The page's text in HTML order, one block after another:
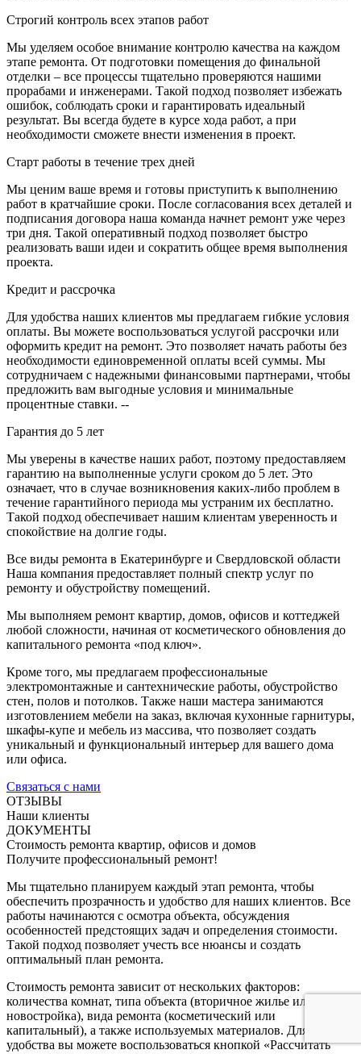
Строгий контроль всех этапов работ
Мы уделяем особое внимание контролю качества на каждом
этапе ремонта. От подготовки помещения до финальной
отделки – все процессы тщательно проверяются нашими
прорабами и инженерами. Такой подход позволяет избежать
ошибок, соблюдать сроки и гарантировать идеальный
результат. Вы всегда будете в курсе хода работ, а при
необходимости сможете внести изменения в проект.
Старт работы в течение трех дней
Мы ценим ваше время и готовы приступить к выполнению
работ в кратчайшие сроки. После согласования всех деталей и
подписания договора наша команда начнет ремонт уже через
три дня. Такой оперативный подход позволяет быстро
реализовать ваши идеи и сократить общее время выполнения
проекта.
Кредит и рассрочка
Для удобства наших клиентов мы предлагаем гибкие условия
оплаты. Вы можете воспользоваться услугой рассрочки или
оформить кредит на ремонт. Это позволяет начать работы без
необходимости единовременной оплаты всей суммы. Мы
сотрудничаем с надежными финансовыми партнерами, чтобы
предложить вам выгодные условия и минимальные
процентные ставки. --
Гарантия до 5 лет
Мы уверены в качестве наших работ, поэтому предоставляем
гарантию на выполненные услуги сроком до 5 лет. Это
означает, что в случае возникновения каких-либо проблем в
течение гарантийного периода мы устраним их бесплатно.
Такой подход обеспечивает нашим клиентам уверенность и
спокойствие на долгие годы.
Все виды ремонта в Екатеринбурге и Свердловской области
Наша компания предоставляет полный спектр услуг по
ремонту и обустройству помещений.
Мы выполняем ремонт квартир, домов, офисов и коттеджей
любой сложности, начиная от косметического обновления до
капитального ремонта «под ключ».
Кроме того, мы предлагаем профессиональные
электромонтажные и сантехнические работы, обустройство
стен, полов и потолков. Также наши мастера занимаются
изготовлением мебели на заказ, включая кухонные гарнитуры,
шкафы-купе и мебель из массива, что позволяет создать
уникальный и функциональный интерьер для вашего дома
или офиса.
Связаться с нами
ОТЗЫВЫ
Наши клиенты
ДОКУМЕНТЫ
Стоимость ремонта квартир, офисов и домов
Получите профессиональный ремонт!
Мы тщательно планируем каждый этап ремонта, чтобы
обеспечить прозрачность и удобство для наших клиентов. Все
работы начинаются с осмотра объекта, обсуждения
особенностей предстоящих задач и определения стоимости.
Такой подход позволяет учесть все нюансы и создать
оптимальный план ремонта.
Стоимость ремонта зависит от нескольких факторов:
количества комнат, типа объекта (вторичное жилье или
новостройка), вида ремонта (косметический или
капитальный), а также используемых материалов. Для вашего
удобства вы можете воспользоваться кнопкой «Рассчитать